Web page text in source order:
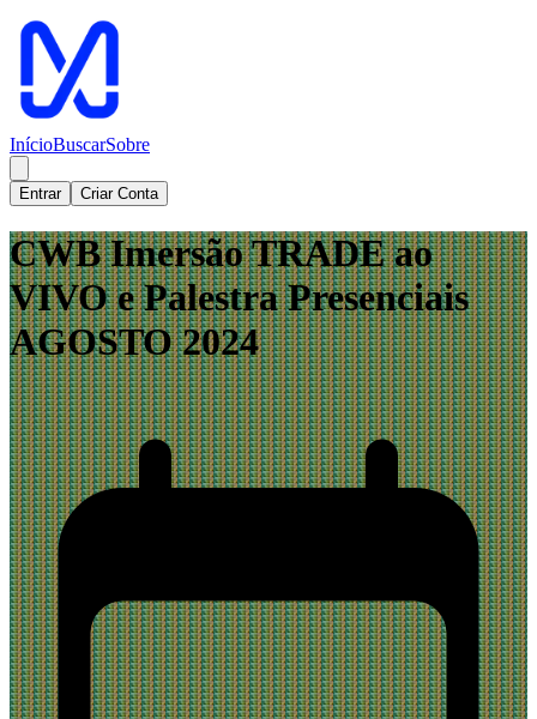
InícioBuscarSobre
Entrar Criar Conta
CWB Imersão TRADE ao
VIVO e Palestra Presenciais
AGOSTO 2024